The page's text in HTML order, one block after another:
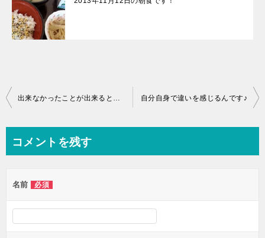
投
ビ
ー
シ
出来なかったことが出来ると嬉しいんです♪ 自分自身で違いを感じるんです♪
コメントを残す
名前 必須